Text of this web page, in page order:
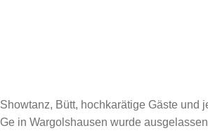
Showtanz, Bütt, hochkarätige Gäste und
Ge in Wargolshausen wurde